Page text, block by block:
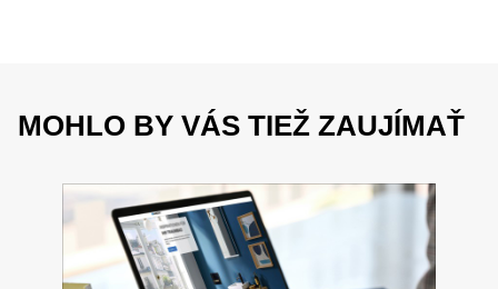
MOHLO BY VÁS TIEŽ ZAUJÍMAŤ